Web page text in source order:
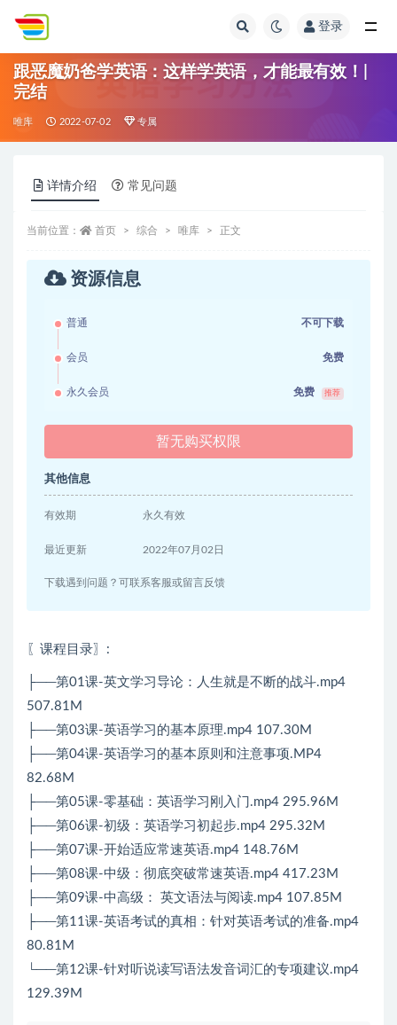
登录
跟恶魔奶爸学英语：这样学英语，才能最有效！|
完结
唯库 2022-07-02 专属
详情介绍 常见问题
当前位置： 首页 综合 唯库 正文
资源信息
普通 不可下载
会员 免费
永久会员 免费 推荐
暂无购买权限
其他信息
有效期 永久有效
最近更新 2022年07月02日
下载遇到问题？可联系客服或留言反馈
〖课程目录〗 :
├──第01课-英文学习导论：人生就是不断的战斗.mp4
507.81M
├──第03课-英语学习的基本原理.mp4 107.30M
├──第04课-英语学习的基本原则和注意事项.MP4
82.68M
├──第05课-零基础：英语学习刚入门.mp4 295.96M
├──第06课-初级：英语学习初起步.mp4 295.32M
├──第07课-开始适应常速英语.mp4 148.76M
├──第08课-中级：彻底突破常速英语.mp4 417.23M
├──第09课-中高级： 英文语法与阅读.mp4 107.85M
├──第11课-英语考试的真相：针对英语考试的准备.mp4
80.81M
└──第12课-针对听说读写语法发音词汇的专项建议.mp4
129.39M